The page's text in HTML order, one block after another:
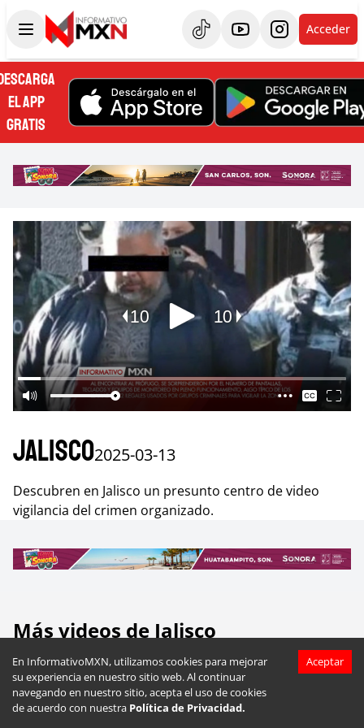
En InformativoMXN, utilizamos cookies para mejorar
su experiencia en nuestro sitio web. Al continuar
navegando en nuestro sitio, acepta el uso de cookies
de acuerdo con nuestra Política de Privacidad.
Aceptar
Acceder
EL APP
GRATIS
Jalisco2025-03-13
Descubren en Jalisco un presunto centro de video
vigilancia del crimen organizado.
Más videos de Jalisco